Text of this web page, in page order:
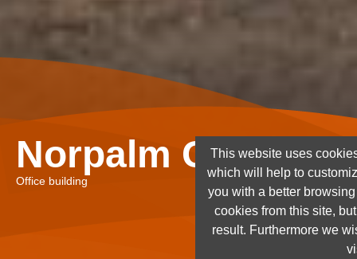
Norpalm Ghana
Office building
This website uses
which will help to
you with a better
cookies from this site,
result. Furthermore we